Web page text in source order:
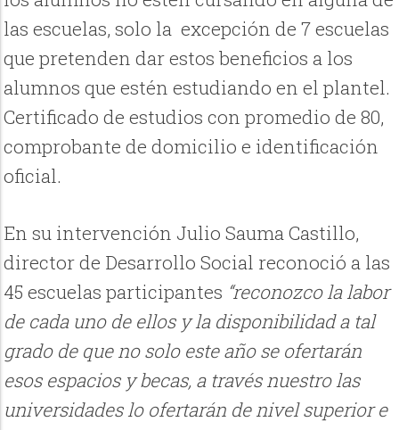
las escuelas, solo la excepción de 7 escuelas
que pretenden dar estos beneficios a los
alumnos que estén estudiando en el plantel.
Certificado de estudios con promedio de 80,
comprobante de domicilio e identificación
oficial.
En su intervención Julio Sauma Castillo,
director de Desarrollo Social reconoció a las
45 escuelas participantes “reconozco la labor
de cada uno de ellos y la disponibilidad a tal
grado de que no solo este año se ofertarán
esos espacios y becas, a través nuestro las
universidades lo ofertarán de nivel superior e